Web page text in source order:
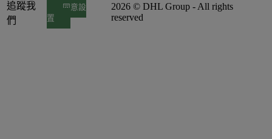
追蹤我
們
同意設
置
2026 © DHL Group - All rights
reserved